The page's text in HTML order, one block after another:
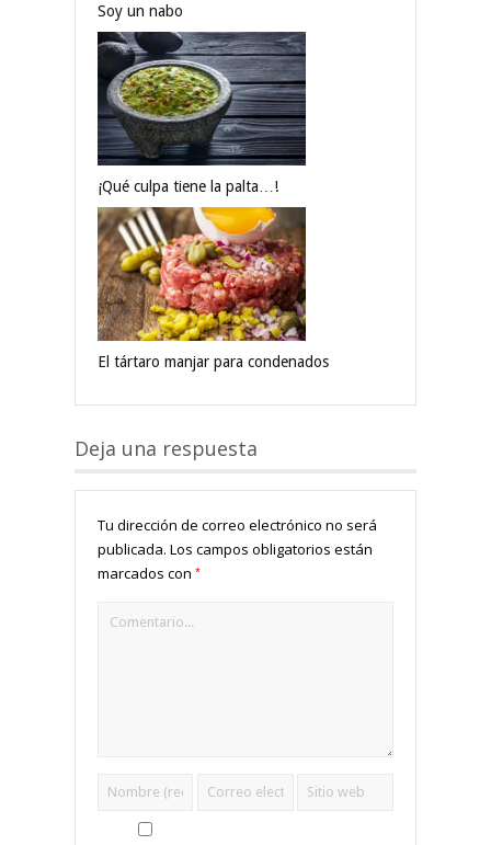
Soy un nabo
¡Qué culpa tiene la palta…!
El tártaro manjar para condenados
Deja una respuesta
Tu dirección de correo electrónico no será
publicada. Los campos obligatorios están
marcados con *